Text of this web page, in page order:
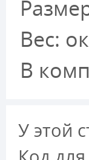
Вес:
В
У этой